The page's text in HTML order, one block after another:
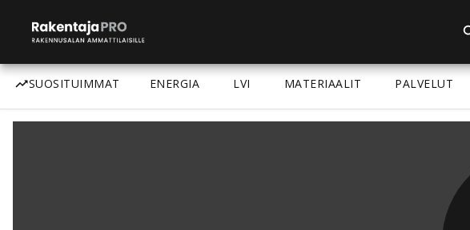
SUOSITUIMMAT ENERGIA LVI MATERIAALIT PALVELUT